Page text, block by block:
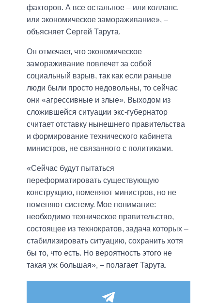
факторов. А все остальное – или коллапс,
или экономическое замораживание», –
объясняет Сергей Тарута.
Он отмечает, что экономическое
замораживание повлечет за собой
социальный взрыв, так как если раньше
люди были просто недовольны, то сейчас
они «агрессивные и злые». Выходом из
сложившейся ситуации экс-губернатор
считает отставку нынешнего правительства
и формирование технического кабинета
министров, не связанного с политиками.
«Сейчас будут пытаться
переформатировать существующую
конструкцию, поменяют министров, но не
поменяют систему. Мое понимание:
необходимо техническое правительство,
состоящее из технократов, задача которых –
стабилизировать ситуацию, сохранить хотя
бы то, что есть. Но вероятность этого не
такая уж большая», – полагает Тарута.